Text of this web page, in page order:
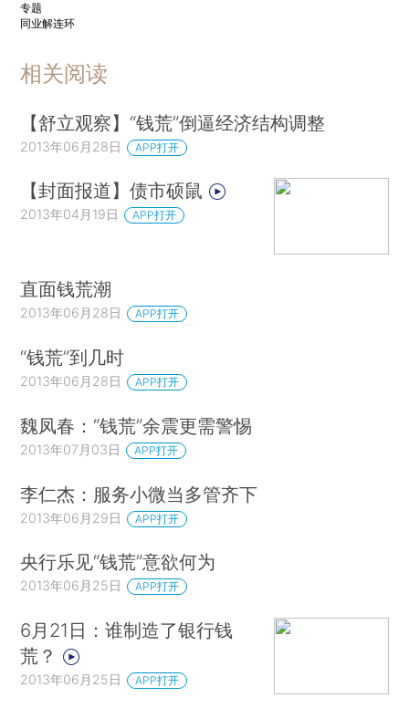
专题
同业解连环
相关阅读
【舒立观察】“钱荒”倒逼经济结构调整
2013年06月28日 APP打开
【封面报道】债市硕鼠
2013年04月19日 APP打开
直面钱荒潮
2013年06月28日 APP打开
“钱荒”到几时
2013年06月28日 APP打开
魏凤春：“钱荒”余震更需警惕
2013年07月03日 APP打开
李仁杰：服务小微当多管齐下
2013年06月29日 APP打开
央行乐见“钱荒”意欲何为
2013年06月25日 APP打开
6月21日：谁制造了银行钱
荒？
2013年06月25日 APP打开